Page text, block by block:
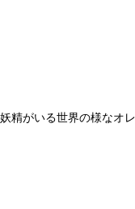
妖精がいる世界の様なオ